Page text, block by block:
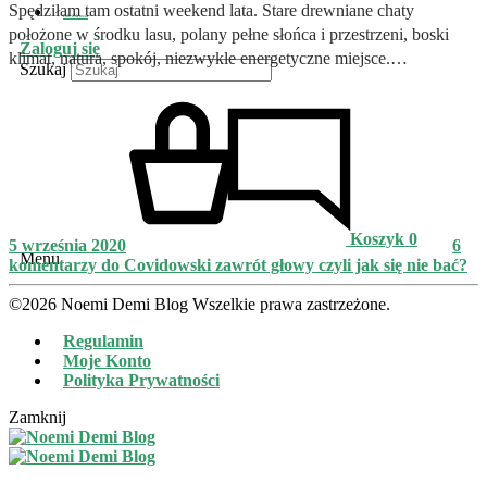
Pole Zdrowia
Zaloguj się
Szukaj
Koszyk 0
Menu
Spędziłam tam ostatni weekend lata. Stare drewniane chaty
położone w środku lasu, polany pełne słońca i przestrzeni, boski
klimat, natura, spokój, niezwykle energetyczne miejsce.…
5 września 2020
6
komentarzy do Covidowski zawrót głowy czyli jak się nie bać?
©2026 Noemi Demi Blog Wszelkie prawa zastrzeżone.
Regulamin
Moje Konto
Polityka Prywatności
Zamknij